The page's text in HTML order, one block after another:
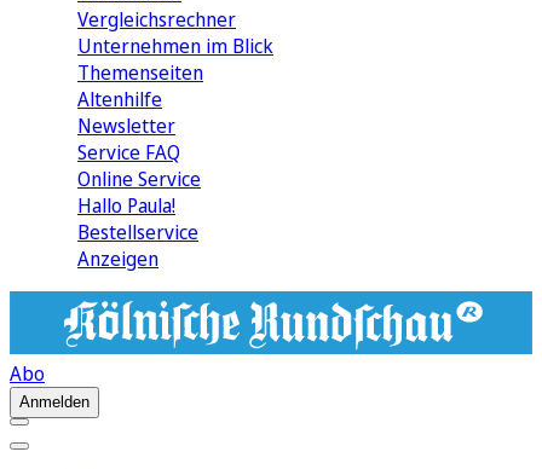
Vergleichsrechner
Unternehmen im Blick
Themenseiten
Altenhilfe
Newsletter
Service FAQ
Online Service
Hallo Paula!
Bestellservice
Anzeigen
Abo
Anmelden